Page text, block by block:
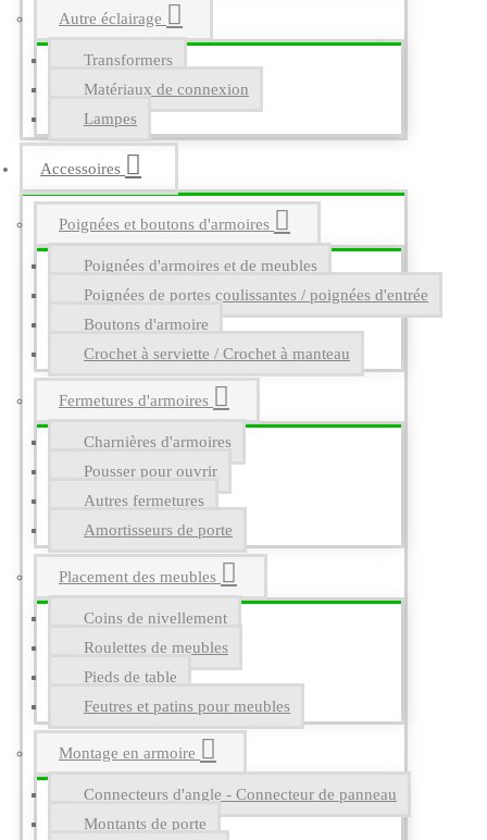
Autre éclairage
Transformers
Matériaux de connexion
Lampes
Accessoires
Poignées et boutons d'armoires
Poignées d'armoires et de meubles
Poignées de portes coulissantes / poignées d'entrée
Boutons d'armoire
Crochet à serviette / Crochet à manteau
Fermetures d'armoires
Charnières d'armoires
Pousser pour ouvrir
Autres fermetures
Amortisseurs de porte
Placement des meubles
Coins de nivellement
Roulettes de meubles
Pieds de table
Feutres et patins pour meubles
Montage en armoire
Connecteurs d'angle - Connecteur de panneau
Montants de porte